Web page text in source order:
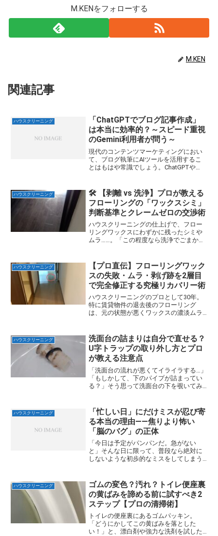
M.KENをフォローする
M.KEN
関連記事
ハウスクリーニング
「ChatGPTでブログ記事作成」
は本当に効率的？～スピード重視
のGemini利用者が問う～
現代のコンテンツマーケティングにおい
て、ブログ執筆にAIツールを活用するこ
とはもはや常識でしょう。ChatGPTや
進みましたね。しかし、ここで一つ問い
かけたいこ...
ハウスクリーニング
🛠️ 【剥離 vs 洗浄】プロが教える
フローリングの「ワックスシミ」
判断基準とクレームゼロの交渉術
ハウスクリーニングの仕上げで、フロー
リングワックスにわずかに残ったシミや
ムラ……。「この程度なら洗浄でごまかせ
も、この【剥離 vs 洗浄】の判断に迷うこ
とは少なくありませ...
ハウスクリーニング
【プロ直伝】フローリングワック
スの失敗・ムラ・剥げ跡を2層目
で完全修正する究極リカバリー術
ハウスクリーニングのプロとして30年。
特に賃貸物件の退去後のフローリング
は、元の状態が悪くワックスの濃淡ムラ
の入居者の生活による「こぼし跡」や
「自然な摩耗」が原因で、光...
ハウスクリーニング
洗面台の詰まりは自分で直せる？
U字トラップの取り外し方とプロ
が教える注意点
「洗面台の流れが悪くてイライラする…」
「もしかして、下のパイプが詰まってい
る？」そう思って洗面台の下を覗いてみ
った方も多いのではないでしょうか。実
は、洗面台の詰まりの正...
ハウスクリーニング
「忙しい日」にだけミスが忍び寄
る本当の理由――焦りより怖い
「脳のバグ」の正体
「今日は予定がパンパンだ。急がない
と」そんな日に限って、普段なら絶対に
しないような初歩的なミスをしてしまう
振り返ると、「なんで、あんな簡単なこ
とを？」と自分でも不思議にな...
ハウスクリーニング
ゴムの変色？汚れ？トイレ便座裏
の黄ばみを諦める前に試すべき2
ステップ【プロの清掃術】
トイレの便座裏にあるゴムパッキン。
「どうにかしてこの黄ばみを落とした
い！」と、漂白剤や強力な洗剤を試した